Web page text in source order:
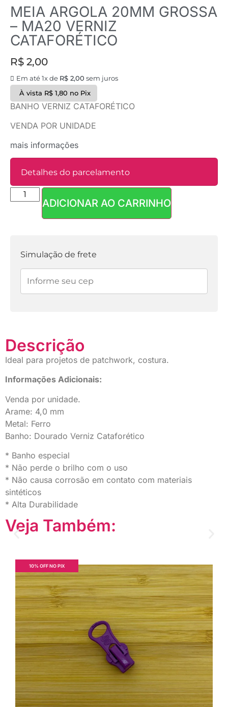
MEIA ARGOLA 20MM GROSSA
– MA20 VERNIZ
CATAFORÉTICO
R$ 2,00
Em até 1x de R$ 2,00 sem juros
À vista R$1,80 no Pix
BANHO VERNIZ CATAFORÉTICO
VENDA POR UNIDADE
mais informações
Detalhes do parcelamento
Parcelas:ADICIONAR AO CARRINHO
Simulação de frete
Descrição
Ideal para projetos de patchwork, costura.
Informações Adicionais:
Venda por unidade.
Arame: 4,0 mm
Metal: Ferro
Banho: Dourado Verniz Cataforético
* Banho especial
* Não perde o brilho com o uso
* Não causa corrosão em contato com materiais
sintéticos
* Alta Durabilidade
Veja Também:
10% OFF NO PIX